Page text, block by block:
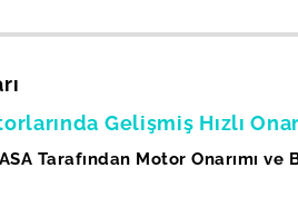
Gelişmiş Hızlı
Tarafından Motor Onarımı ve